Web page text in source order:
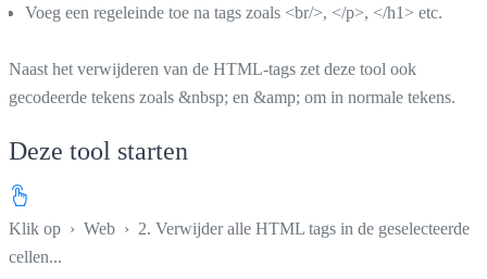
Voeg een regeleinde toe na tags zoals <br/>, </p>, </h1> etc.
Naast het verwijderen van de HTML-tags zet deze tool ook
gecodeerde tekens zoals &nbsp; en &amp; om in normale tekens.
Deze tool starten
Klik op › Web › 2. Verwijder alle HTML tags in de geselecteerde
cellen...